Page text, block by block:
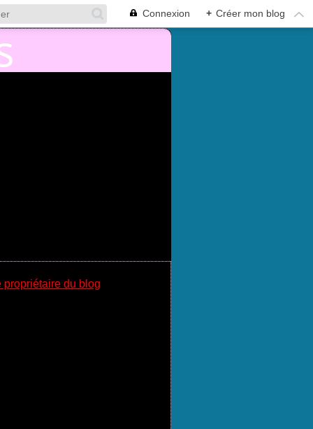
Connexion + Créer mon blog
propriétaire du blog